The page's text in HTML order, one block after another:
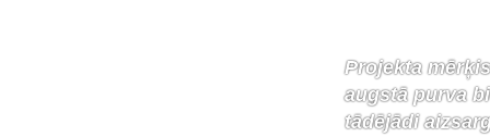
Projekta
augstā purva
tādējādi